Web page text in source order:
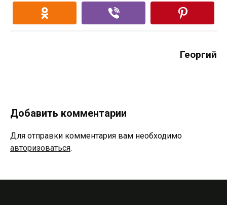
Георгий
Добавить комментарии
Для отправки комментария вам необходимо
авторизоваться.